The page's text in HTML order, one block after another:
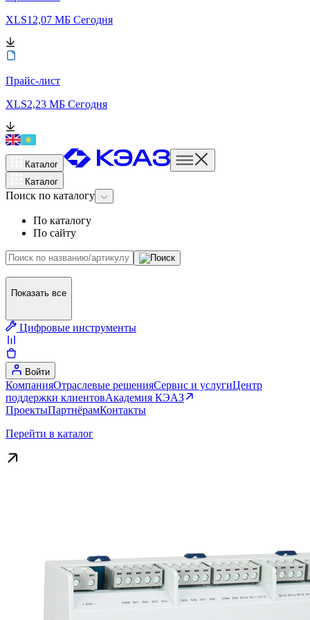
XLS12,07 МБ Сегодня
Прайс-лист
XLS2,23 МБ Сегодня
Каталог
Каталог
Поиск по каталогу
По каталогу
По сайту
Показать все
Цифровые инструменты
Войти
КомпанияОтраслевые решенияСервис и услугиЦентр
поддержки клиентовАкадемия КЭАЗ
ПроектыПартнёрамКонтакты
Перейти в каталог